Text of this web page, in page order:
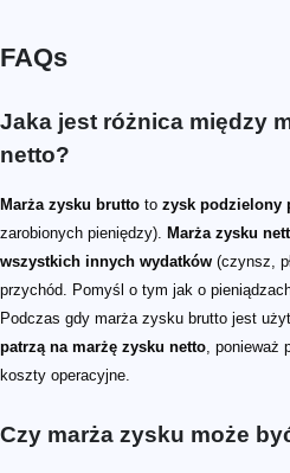
FAQs
Jaka jest różnica między
netto?
Marża zysku brutto to zysk podzielony
zarobionych pieniędzy).
Marża zysku
wszystkich innych wydatków (czynsz,
przychód. Pomyśl o tym jak o
Podczas gdy marża zysku brutto jest
patrzą na marżę zysku netto ,
koszty operacyjne.
Czy marża zysku może